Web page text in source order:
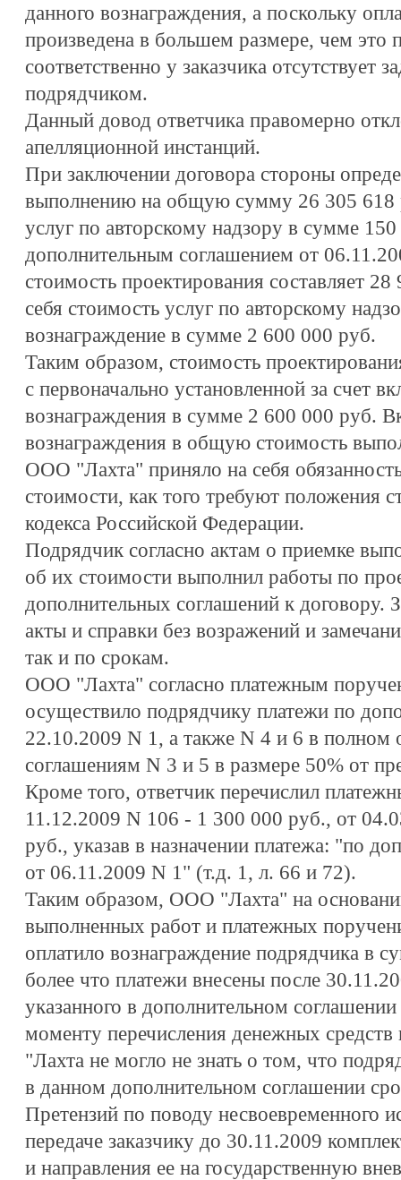
данного вознаграждения, а поскольку
произведена в большем размере, чем это
соответственно у заказчика отсутствует
подрядчиком.
Данный довод ответчика правомерно
апелляционной инстанций.
При заключении договора стороны
выполнению на общую сумму 26 305 618
услуг по авторскому надзору в сумме
дополнительным соглашением от
стоимость проектирования составляет
себя стоимость услуг по авторскому
вознаграждение в сумме 2 600 000 руб.
Таким образом, стоимость
с первоначально установленной за счет
вознаграждения в сумме 2 600 000 руб.
вознаграждения в общую стоимость
ООО "Лахта" приняло на себя
стоимости, как того требуют положения
кодекса Российской Федерации.
Подрядчик согласно актам о приемке
об их стоимости выполнил работы по
дополнительных соглашений к договору.
акты и справки без возражений и
так и по срокам.
ООО "Лахта" согласно платежным
осуществило подрядчику платежи по
22.10.2009 N 1, а также N 4 и 6 в полном
соглашениям N 3 и 5 в размере 50% от
Кроме того, ответчик перечислил
11.12.2009 N 106 - 1 300 000 руб., от
руб., указав в назначении платежа: "по
от 06.11.2009 N 1" (т.д. 1, л. 66 и 72).
Таким образом, ООО "Лахта" на
выполненных работ и платежных
оплатило вознаграждение подрядчика в
более что платежи внесены после
указанного в дополнительном
моменту перечисления денежных
"Лахта не могло не знать о том, что
в данном дополнительном соглашении
Претензий по поводу несвоевременного
передаче заказчику до 30.11.2009
и направления ее на государственную